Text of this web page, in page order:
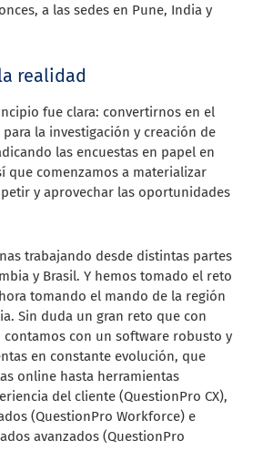
a las sedes en Pune, India y
realidad
fue clara: convertirnos en el
la investigación y creación de
las encuestas en papel en
que comenzamos a materializar
y aprovechar las oportunidades
trabajando desde distintas partes
y Brasil. Y hemos tomado el reto
tomando el mando de la región
Sin duda un gran reto que con
contamos con un software robusto y
en constante evolución, que
online hasta herramientas
del cliente (QuestionPro CX),
(QuestionPro Workforce) e
avanzados (QuestionPro